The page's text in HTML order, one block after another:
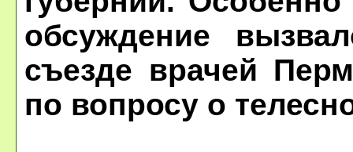
обсуждение
съезде врачей
по вопросу о